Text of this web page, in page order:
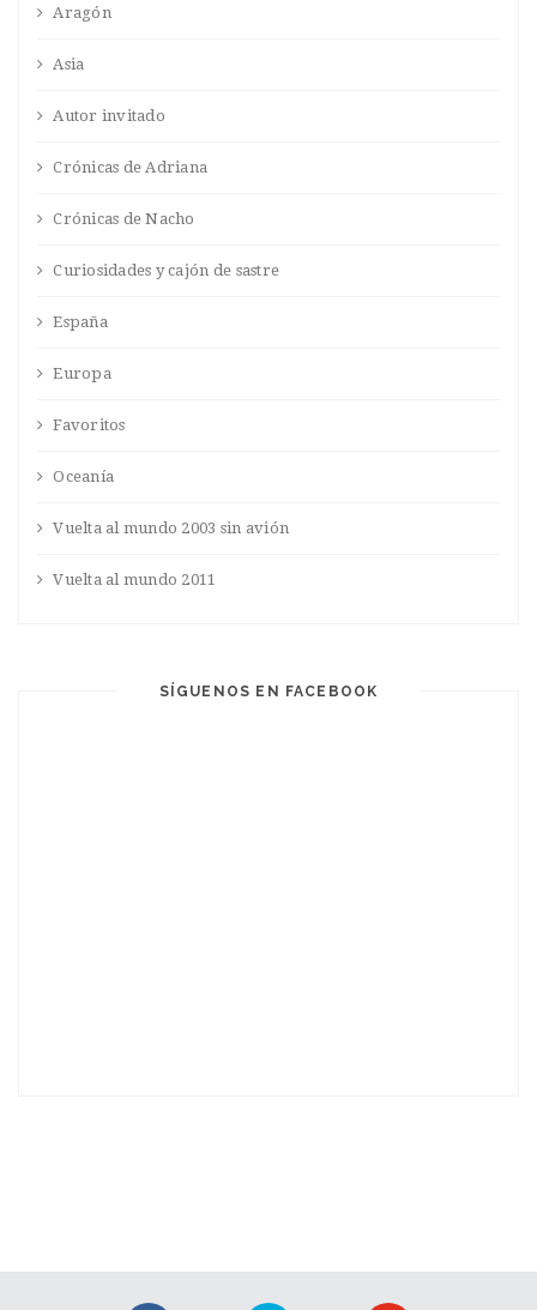
Aragón
Asia
Autor invitado
Crónicas de Adriana
Crónicas de Nacho
Curiosidades y cajón de sastre
España
Europa
Favoritos
Oceanía
Vuelta al mundo 2003 sin avión
Vuelta al mundo 2011
SÍGUENOS EN FACEBOOK